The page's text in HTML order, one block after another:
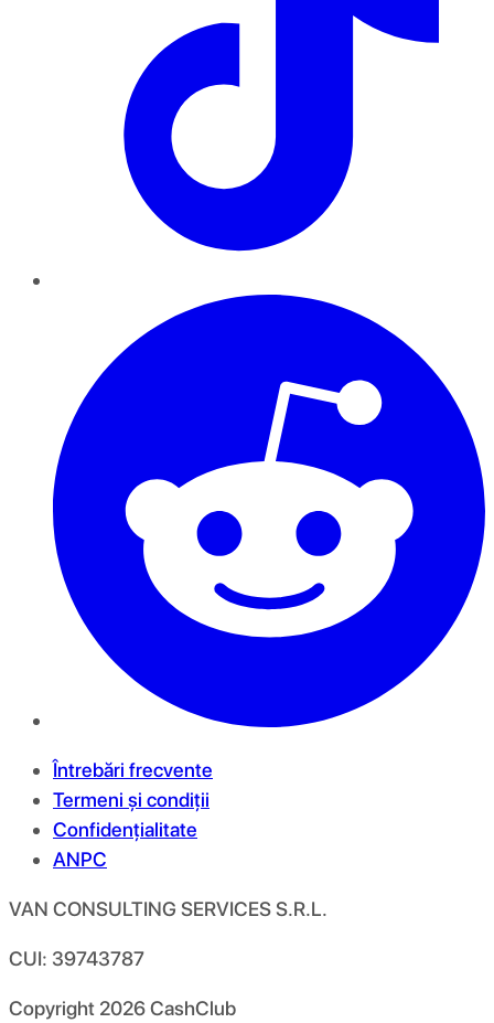
Întrebări frecvente
Termeni și condiții
Confidențialitate
ANPC
VAN CONSULTING SERVICES S.R.L.
CUI: 39743787
Copyright 2026CashClub